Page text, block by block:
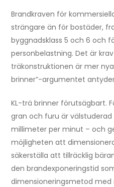
Brandkraven för
strängare än för bostäder,
byggnadsklass 5 och 6 och
personbelastning. Det är
träkonstruktionen är mer
brinner”-argumentet
KL-trä brinner förutsägbart.
gran och furu är
millimeter per minut – och
möjligheten att
säkerställa att tillräcklig
den brandexponeringstid
dimensioneringsmetod med